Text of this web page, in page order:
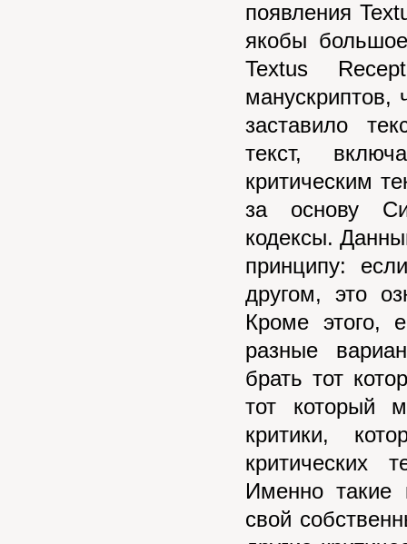
появления
якобы
Textus
манускриптов,
заставило
текст,
критическим
за основу
кодексы.
принципу:
другом, это
Кроме этого,
разные
брать тот
тот который
критики,
критических
Именно такие
свой